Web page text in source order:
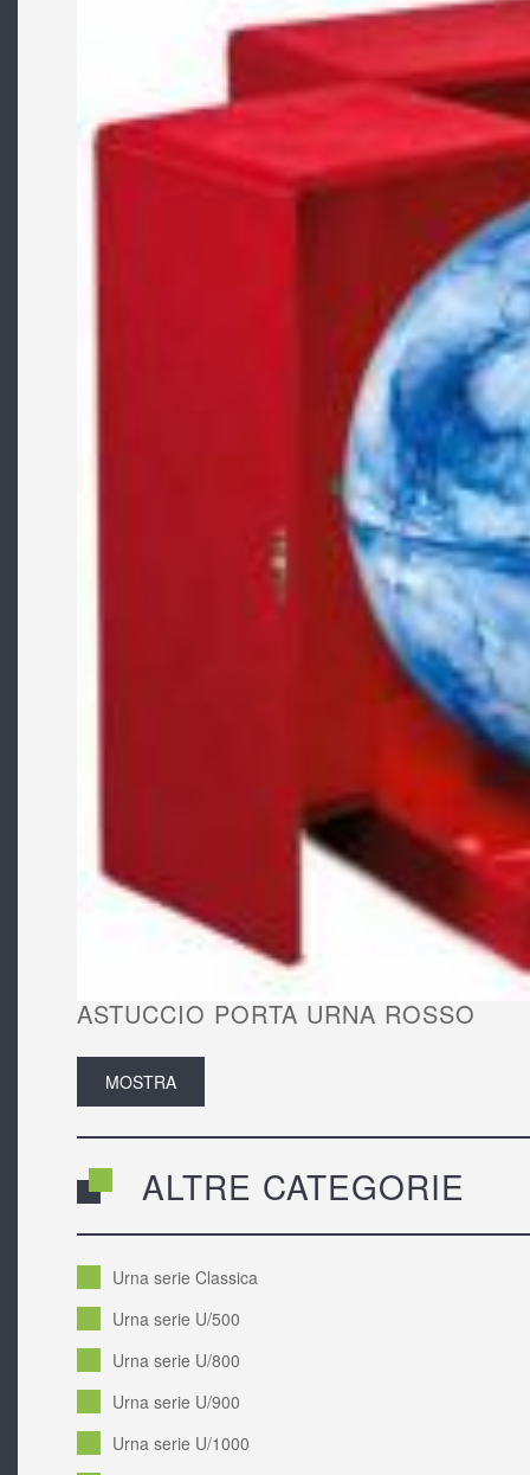
ASTUCCIO PORTA URNA ROSSO
MOSTRA
ALTRE CATEGORIE
Urna serie Classica
Urna serie U/500
Urna serie U/800
Urna serie U/900
Urna serie U/1000